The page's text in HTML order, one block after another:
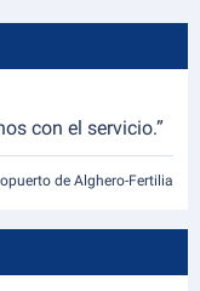
con el servicio.”
de Alghero-Fertilia